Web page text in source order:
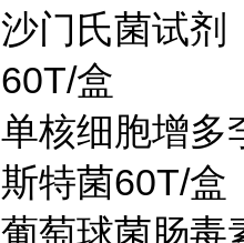
沙门氏菌试剂
60T/盒
单核细胞增多
斯特菌60T/盒
葡萄球菌肠毒